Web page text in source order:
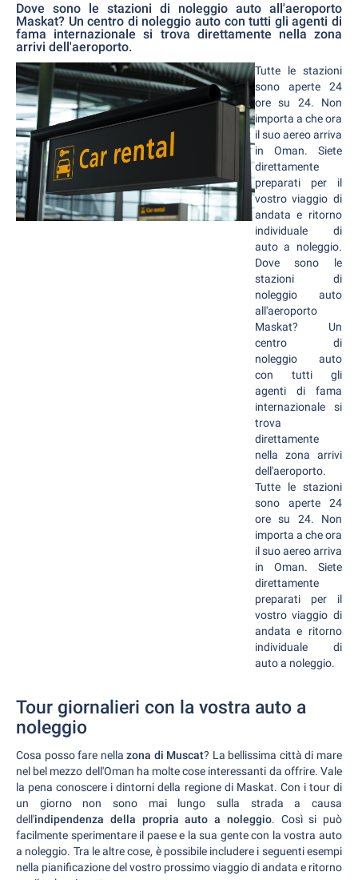
Dove sono le stazioni di noleggio auto all'aeroporto
Maskat? Un centro di noleggio auto con tutti gli agenti di
fama internazionale si trova direttamente nella zona
arrivi dell'aeroporto.
Tutte le stazioni
sono aperte 24
ore su 24. Non
importa a che ora
il suo aereo arriva
in Oman. Siete
direttamente
preparati per il
vostro viaggio di
andata e ritorno
individuale di
auto a noleggio.
Dove sono le
stazioni di
noleggio auto
all'aeroporto
Maskat? Un
centro di
noleggio auto
con tutti gli
agenti di fama
internazionale si
trova
direttamente
nella zona arrivi
dell'aeroporto.
Tutte le stazioni
sono aperte 24
ore su 24. Non
importa a che ora
il suo aereo arriva
in Oman. Siete
direttamente
preparati per il
vostro viaggio di
andata e ritorno
individuale di
auto a noleggio.
Tour giornalieri con la vostra auto a
noleggio
Cosa posso fare nella zona di Muscat? La bellissima città di mare
nel bel mezzo dell'Oman ha molte cose interessanti da offrire. Vale
la pena conoscere i dintorni della regione di Maskat. Con i tour di
un giorno non sono mai lungo sulla strada a causa
dell'indipendenza della propria auto a noleggio. Così si può
facilmente sperimentare il paese e la sua gente con la vostra auto
a noleggio. Tra le altre cose, è possibile includere i seguenti esempi
nella pianificazione del vostro prossimo viaggio di andata e ritorno